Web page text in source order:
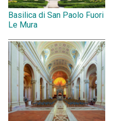
Basilica di San Paolo Fuori
Le Mura